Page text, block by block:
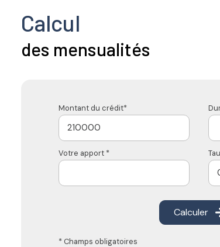
Calcul
des mensualités
Montant du crédit*
Votre apport *
Calculer
* Champs obligatoires